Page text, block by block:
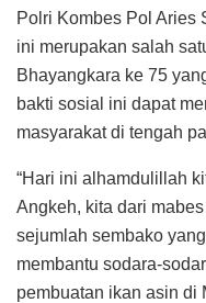
Polri Kombes Pol Aries
ini merupakan salah
Bhayangkara ke 75
bakti sosial ini dapat
masyarakat di tengah
“Hari ini alhamdulillah
Angkeh, kita dari
sejumlah sembako
membantu sodara-
pembuatan ikan asin di